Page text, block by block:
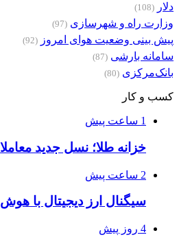
دلار (108)
وزارت راه و شهرسازی (97)
پیش بینی وضعیت هوای امروز (92)
سامانه بارشی (87)
بانک‌مرکزی (80)
کسب و کار
1 ساعت پیش
خزانه طلا؛ نسل جدید
2 ساعت پیش
سیگنال ارز دیجیتال با
4 روز پیش